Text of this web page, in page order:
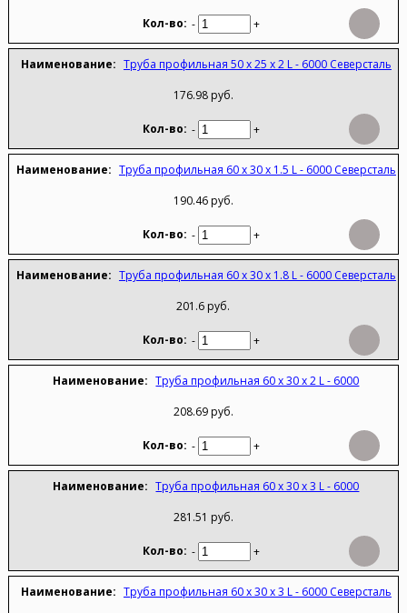
- +
Труба профильная 50 х 25 х 2 L - 6000 Северсталь
176.98 руб.
- +
Труба профильная 60 х 30 х 1.5 L - 6000 Северсталь
190.46 руб.
- +
Труба профильная 60 х 30 х 1.8 L - 6000 Северсталь
201.6 руб.
- +
Труба профильная 60 х 30 х 2 L - 6000
208.69 руб.
- +
Труба профильная 60 х 30 х 3 L - 6000
281.51 руб.
- +
Труба профильная 60 х 30 х 3 L - 6000 Северсталь